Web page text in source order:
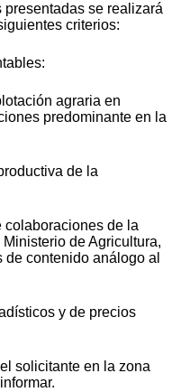
se realizará
criterios:
agraria en
predominante en la
de la
colaboraciones de la
de Agricultura,
contenido análogo al
y de precios
solicitante en la zona